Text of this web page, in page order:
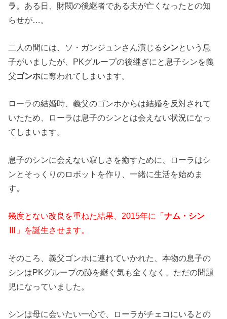
ラ 。ある日、財閥の後継者である夫が亡くなったとの知
らせが…。
二人の間には、ソ・ガンジュンさん演じるシンという息
子がいましたが、PKグループの後継ぎにと息子シンを義
父ゴンホに奪われてしまいます。
ローラの結婚時、義父のゴンホからは結婚を反対されて
いたため、ローラは息子のシンとは会えない状況になっ
てしまいます。
息子のシンに会えない寂しさを癒すために、ローラはシ
ンとそっくりのロボットを作り、一緒に生活を始めま
す。
幾度とない改良を重ねた結果、2015年に「ナム・シン
Ⅲ 」を誕生させます。
そのころ、義父ゴンホに連れていかれた、本物の息子の
シンはPKグループの跡を継ぐ気も全くなく、ただの問題
児になっていました。
シンは母に会いたい一心で、ローラがチェコにいるとの